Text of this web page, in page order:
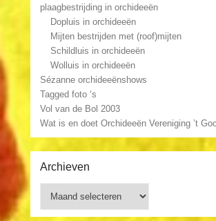
plaagbestrijding in orchideeën
Dopluis in orchideeën
Mijten bestrijden met (roof)mijten
Schildluis in orchideeën
Wolluis in orchideeën
Sézanne orchideeënshows
Tagged foto ‘s
Vol van de Bol 2003
Wat is en doet Orchideeën Vereniging ’t
Archieven